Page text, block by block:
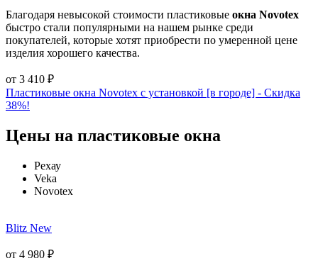
Благодаря невысокой стоимости пластиковые окна Novotex
быстро стали популярными на нашем рынке среди
покупателей, которые хотят приобрести по умеренной цене
изделия хорошего качества.
от 3 410 ₽
Пластиковые окна Novotex с установкой [в городе] - Cкидка
38%!
Цены на пластиковые окна
Рехау
Veka
Novotex
Blitz New
от 4 980 ₽